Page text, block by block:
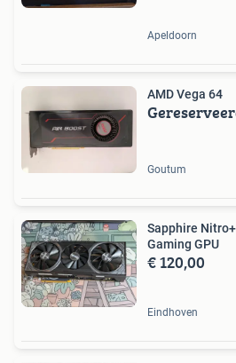
Apeldoorn
AMD Vega 64
Goutum
Sapphire
Gaming GPU
€ 120,00
Eindhoven